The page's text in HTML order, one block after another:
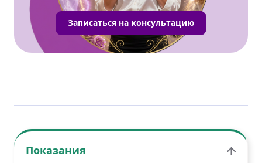
Записаться на консультацию
Показания